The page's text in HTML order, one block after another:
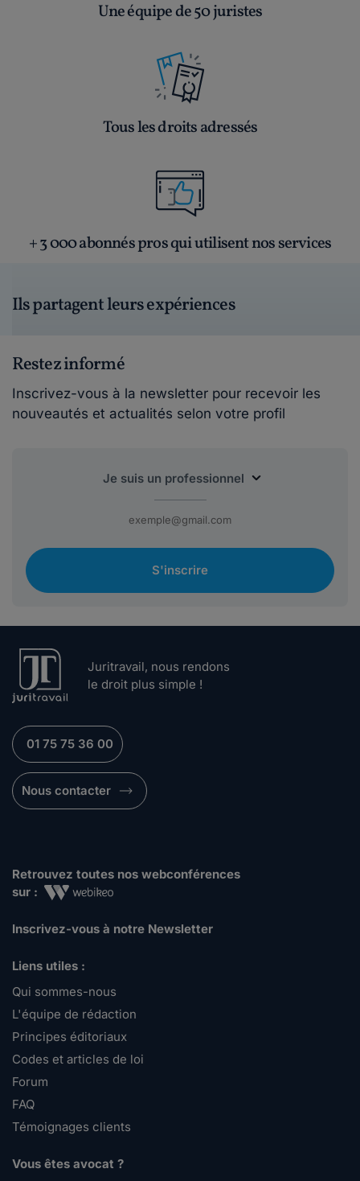
Une équipe de 50 juristes
Tous les droits adressés
+ 3 000 abonnés pros qui utilisent nos services
Ils partagent leurs expériences
Restez informé
Inscrivez-vous à la newsletter pour recevoir les
nouveautés et actualités selon votre profil
S'inscrire
Juritravail, nous rendons
le droit plus simple !
01 75 75 36 00
Nous contacter
Retrouvez toutes nos webconférences
sur :
Inscrivez-vous à notre Newsletter
Liens utiles :
Qui sommes-nous
L'équipe de rédaction
Principes éditoriaux
Codes et articles de loi
Forum
FAQ
Témoignages clients
Vous êtes avocat ?